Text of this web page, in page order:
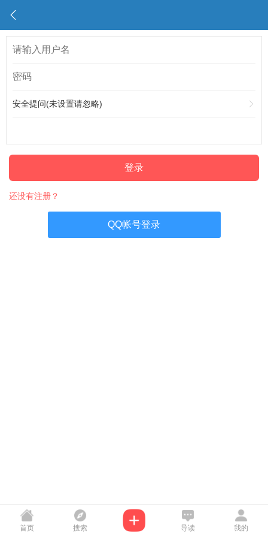
安全提问(未设置请忽略)
登录
还没有注册？
QQ帐号登录
首页 搜索 导读 我的